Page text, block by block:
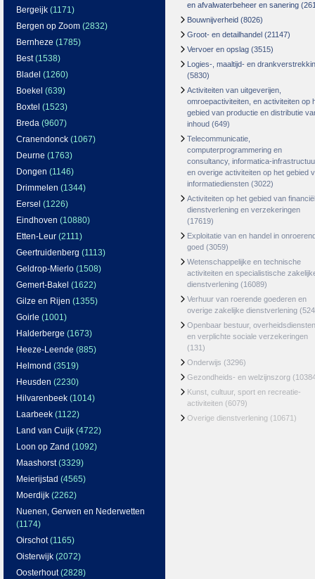
Bergeijk (1171)
Bergen op Zoom (2832)
Bernheze (1785)
Best(1538)
Bladel (1260)
Boekel (639)
Boxtel (1523)
Breda (9607)
Cranendonck (1067)
Deurne (1763)
Dongen (1146)
Drimmelen (1344)
Eersel (1226)
Eindhoven (10880)
Etten-Leur (2111)
Geertruidenberg (1113)
Geldrop-Mierlo (1508)
Gemert-Bakel (1622)
Gilze en Rijen (1355)
Goirle (1001)
Halderberge (1673)
Heeze-Leende (885)
Helmond (3519)
Heusden (2230)
Hilvarenbeek (1014)
Laarbeek (1122)
Land van Cuijk (4722)
Loon op Zand (1092)
Maashorst(3329)
Meierijstad (4565)
Moerdijk (2262)
Nuenen, Gerwen en Nederwetten
(1174)
Oirschot(1165)
Oisterwijk (2072)
Oosterhout(2828)
en afvalwaterbeheer en sanering
Bouwnijverheid (8026)
Groot- en detailhandel (21147)
Vervoer en opslag (3515)
Logies-, maaltijd- en
(5830)
Activiteiten van uitgeverijen,
omroepactiviteiten, en activiteiten op
gebied van productie en distributie
inhoud (649)
Telecommunicatie,
computerprogrammering en
consultancy, informatica-
en overige activiteiten op het gebied
informatiediensten (3022)
Activiteiten op het gebied van
dienstverlening en verzekeringen
(17619)
Exploitatie van en handel in
goed (3059)
Wetenschappelijke en technische
activiteiten en specialistische
dienstverlening (16089)
Verhuur van roerende goederen en
overige zakelijke dienstverlening
Openbaar bestuur, overheidsdiensten
en verplichte sociale verzekeringen
(131)
Onderwijs (3296)
Gezondheids- en welzijnszorg
Kunst, cultuur, sport en recreatie-
activiteiten (6079)
Overige dienstverlening (10671)